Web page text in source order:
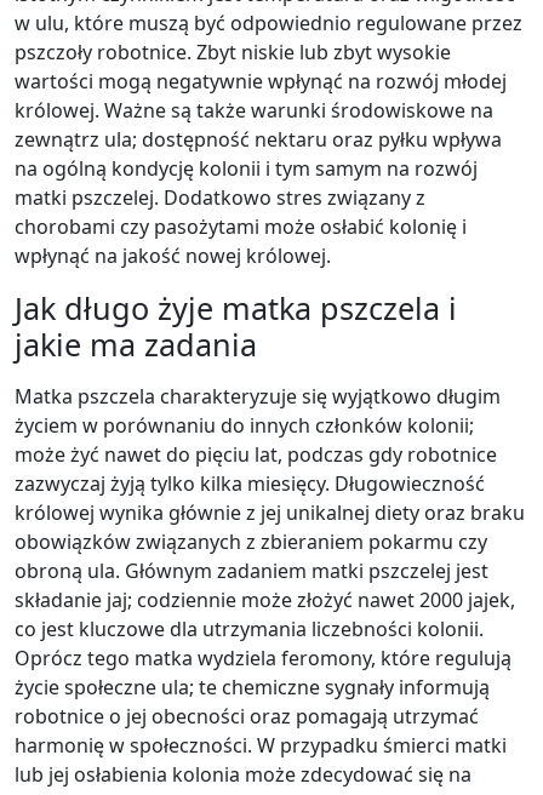
w ulu, które muszą być odpowiednio regulowane przez
pszczoły robotnice. Zbyt niskie lub zbyt wysokie
wartości mogą negatywnie wpłynąć na rozwój młodej
królowej. Ważne są także warunki środowiskowe na
zewnątrz ula; dostępność nektaru oraz pyłku wpływa
na ogólną kondycję kolonii i tym samym na rozwój
matki pszczelej. Dodatkowo stres związany z
chorobami czy pasożytami może osłabić kolonię i
wpłynąć na jakość nowej królowej.
Jak długo żyje matka pszczela i
jakie ma zadania
Matka pszczela charakteryzuje się wyjątkowo długim
życiem w porównaniu do innych członków kolonii;
może żyć nawet do pięciu lat, podczas gdy robotnice
zazwyczaj żyją tylko kilka miesięcy. Długowieczność
królowej wynika głównie z jej unikalnej diety oraz braku
obowiązków związanych z zbieraniem pokarmu czy
obroną ula. Głównym zadaniem matki pszczelej jest
składanie jaj; codziennie może złożyć nawet 2000 jajek,
co jest kluczowe dla utrzymania liczebności kolonii.
Oprócz tego matka wydziela feromony, które regulują
życie społeczne ula; te chemiczne sygnały informują
robotnice o jej obecności oraz pomagają utrzymać
harmonię w społeczności. W przypadku śmierci matki
lub jej osłabienia kolonia może zdecydować się na